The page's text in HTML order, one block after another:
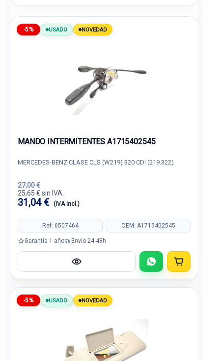
-5% USADO NOVEDAD
MANDO INTERMITENTES A1715402545
MERCEDES-BENZ CLASE CLS (W219) 320 CDI (219.322)
27,00 €
25,65 € sin IVA.
31,04 € (IVA incl.)
Ref: 6507464 OEM: A1715402545
Garantía 1 año Envío 24-48h
-5% USADO NOVEDAD